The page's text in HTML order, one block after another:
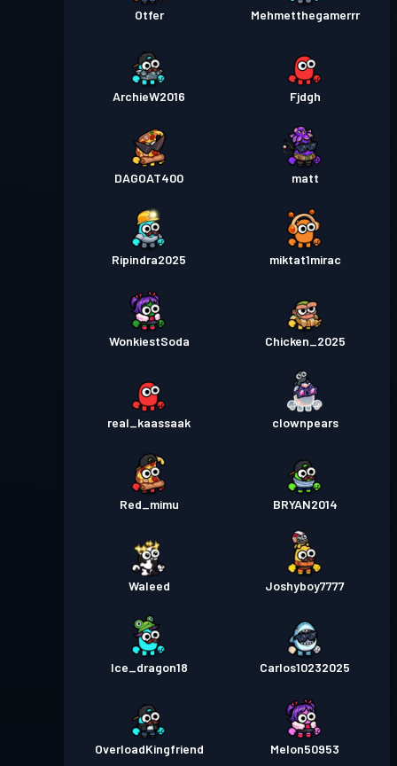
Otfer Mehmetthegamerrr
ArchieW2016 Fjdgh
DAGOAT400 matt
Ripindra2025 miktat1mirac
WonkiestSoda Chicken_2025
real_kaassaak clownpears
Red_mimu BRYAN2014
Waleed Joshyboy7777
Ice_dragon18 Carlos10232025
OverloadKingfriend Melon50953